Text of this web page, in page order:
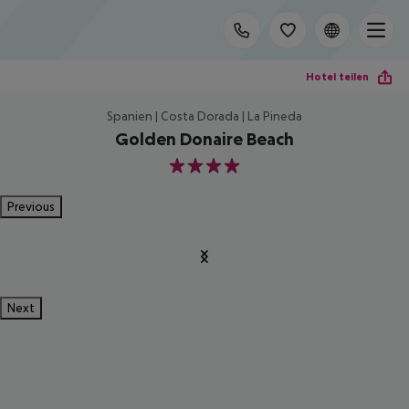
Hotel teilen
Spanien | Costa Dorada | La Pineda
Golden Donaire Beach
4
Previous
Next